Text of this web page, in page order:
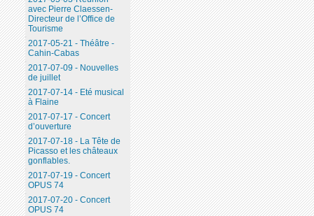
avec Pierre Claessen-
Directeur de l’Office de
Tourisme
2017-05-21 - Théâtre -
Cahin-Cabas
2017-07-09 - Nouvelles
de juillet
2017-07-14 - Eté musical
à Flaine
2017-07-17 - Concert
d’ouverture
2017-07-18 - La Tête de
Picasso et les châteaux
gonflables.
2017-07-19 - Concert
OPUS 74
2017-07-20 - Concert
OPUS 74